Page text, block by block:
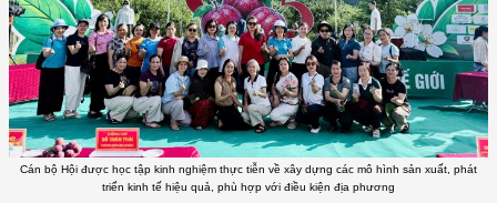
Cán bộ Hội được học tập kinh nghiệm thực tiễn về xây dựng các mô hình sản xuất, phát
triển kinh tế hiệu quả, phù hợp với điều kiện địa phương